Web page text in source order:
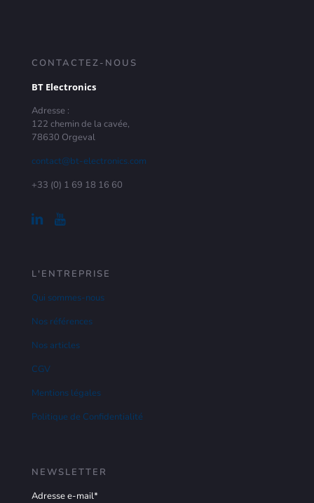
CONTACTEZ-NOUS
BT Electronics
Adresse :
122 chemin de la cavée,
78630 Orgeval
contact@bt-electronics.com
+33 (0) 1 69 18 16 60
L'ENTREPRISE
Qui sommes-nous
Nos références
Nos articles
CGV
Mentions légales
Politique de Confidentialité
NEWSLETTER
Adresse e-mail*